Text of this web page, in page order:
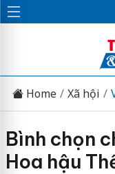
Home Xã hội
Bình chọn
Hoa hậu